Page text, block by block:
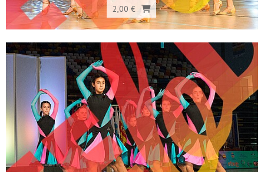
2,00 €